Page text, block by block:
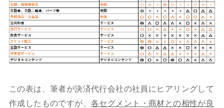
この表は、筆者が決済代行会社の社員にヒアリングして
作成したものですが、各セグメント・商材との相性が良